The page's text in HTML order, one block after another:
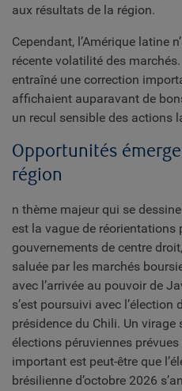
aux résultats de la région.
Cependant, l’Amérique latine
récente volatilité des
entraîné une correction
affichaient auparavant de
un recul sensible des actions
Opportunités
région
n thème majeur qui se
est la vague de réorientations
gouvernements de centre
saluée par les marchés
avec l’arrivée au pouvoir de
s’est poursuivi avec
présidence du Chili. Un
élections péruviennes
important est peut-être que
brésilienne d’octobre 2026